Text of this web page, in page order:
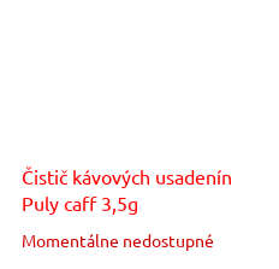
Čistič kávových usadenín
Puly caff 3,5g
Momentálne nedostupné